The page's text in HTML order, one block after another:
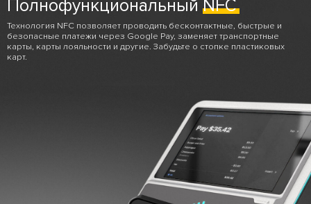
Полнофункциональный NFC
Технология NFC позволяет проводить бесконтактные, быстрые и
безопасные платежи через Google Pay, заменяет транспортные
карты, карты лояльности и другие. Забудьте о стопке пластиковых
карт.